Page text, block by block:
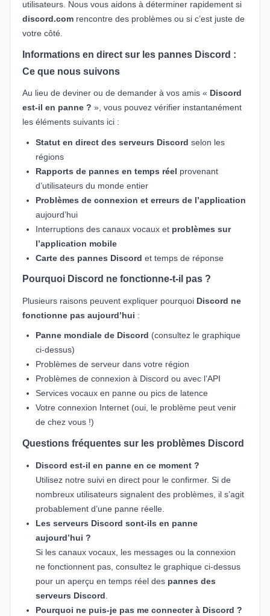
utilisateurs. Nous vous aidons à déterminer rapidement si
discord.com rencontre des problèmes ou si c’est juste de
votre côté.
Informations en direct sur les pannes Discord :
Ce que nous suivons
Au lieu de deviner ou de demander à vos amis « Discord
est-il en panne ? », vous pouvez vérifier instantanément
les éléments suivants ici :
Statut en direct des serveurs Discord selon les
régions
Rapports de pannes en temps réel provenant
d’utilisateurs du monde entier
Problèmes de connexion et erreurs de l’application
aujourd’hui
Interruptions des canaux vocaux et problèmes sur
l’application mobile
Carte des pannes Discord et temps de réponse
Pourquoi Discord ne fonctionne-t-il pas ?
Plusieurs raisons peuvent expliquer pourquoi Discord ne
fonctionne pas aujourd’hui :
Panne mondiale de Discord (consultez le graphique
ci-dessus)
Problèmes de serveur dans votre région
Problèmes de connexion à Discord ou avec l’API
Services vocaux en panne ou pics de latence
Votre connexion Internet (oui, le problème peut venir
de chez vous !)
Questions fréquentes sur les problèmes Discord
Discord est-il en panne en ce moment ?
Utilisez notre suivi en direct pour le confirmer. Si de
nombreux utilisateurs signalent des problèmes, il s’agit
probablement d’une panne réelle.
Les serveurs Discord sont-ils en panne
aujourd’hui ?
Si les canaux vocaux, les messages ou la connexion
ne fonctionnent pas, consultez le graphique ci-dessus
pour un aperçu en temps réel des pannes des
serveurs Discord
Pourquoi ne puis-je pas me connecter à Discord ?